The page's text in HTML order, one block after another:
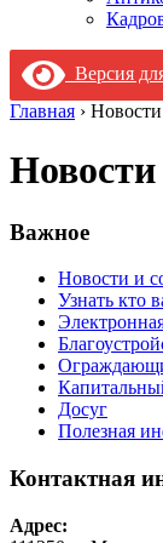
Версия
Главная ›
Важное
Новости и
Узнать кто
Досуг
Полезная
Контактная
Адрес: